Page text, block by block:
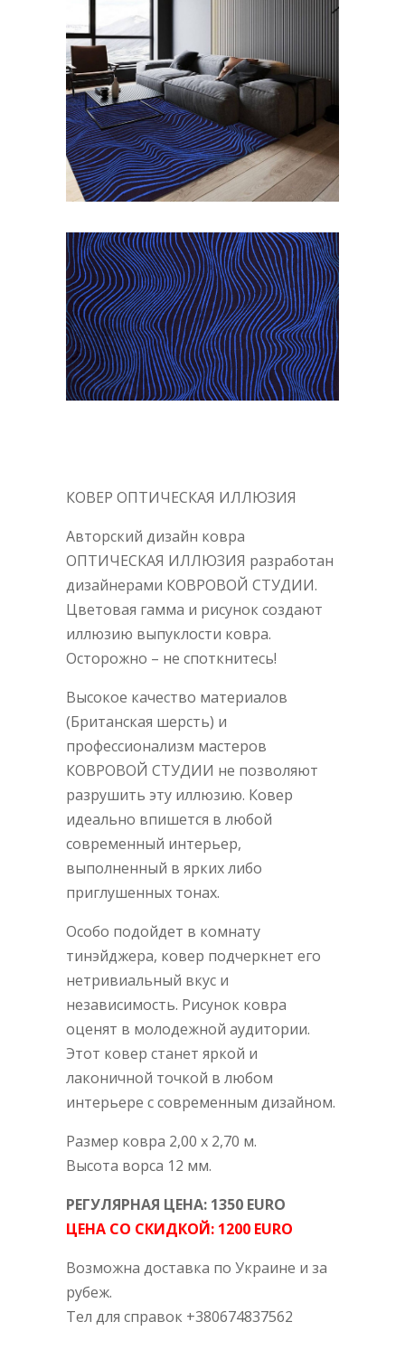
КОВЕР ОПТИЧЕСКАЯ ИЛЛЮЗИЯ
Авторский дизайн ковра
ОПТИЧЕСКАЯ ИЛЛЮЗИЯ разработан
дизайнерами КОВРОВОЙ СТУДИИ.
Цветовая гамма и рисунок создают
иллюзию выпуклости ковра.
Осторожно – не споткнитесь!
Высокое качество материалов
(Британская шерсть) и
профессионализм мастеров
КОВРОВОЙ СТУДИИ не позволяют
разрушить эту иллюзию. Ковер
идеально впишется в любой
современный интерьер,
выполненный в ярких либо
приглушенных тонах.
Особо подойдет в комнату
тинэйджера, ковер подчеркнет его
нетривиальный вкус и
независимость. Рисунок ковра
оценят в молодежной аудитории.
Этот ковер станет яркой и
лаконичной точкой в любом
интерьере с современным дизайном.
Размер ковра 2,00 х 2,70 м.
Высота ворса 12 мм.
РЕГУЛЯРНАЯ ЦЕНА: 1350 EURO
ЦЕНА СО СКИДКОЙ: 1200 EURO
Возможна доставка по Украине и за
рубеж.
Тел для справок +380674837562